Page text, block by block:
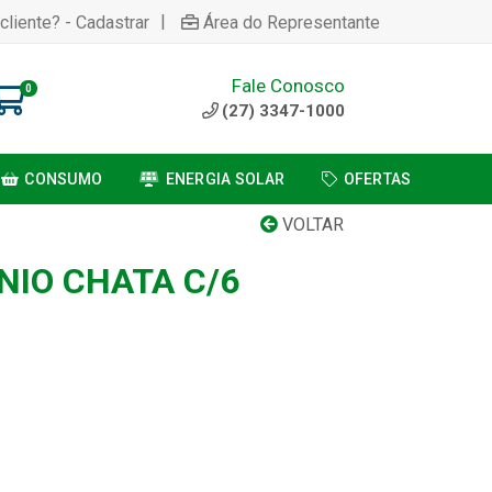
- Cadastrar | Área do Representante
0 Fale Conosco
(27) 3347-1000
CONSUMO ENERGIA SOLAR OFERTAS
VOLTAR
CHATA C/6